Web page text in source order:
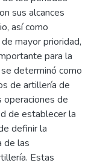
sus alcances
así como
mayor prioridad,
para la
determinó como
de artillería de
operaciones de
de establecer la
definir la
de las
Estas